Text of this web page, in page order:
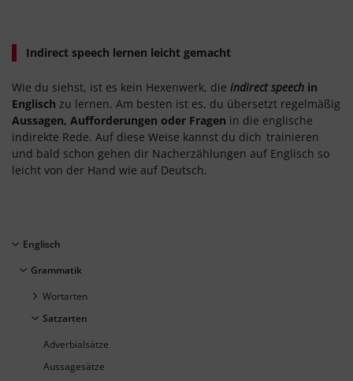
Indirect speech lernen leicht gemacht
Wie du siehst, ist es kein Hexenwerk, die indirect speech in
Englisch zu lernen. Am besten ist es, du übersetzt regelmäßig
Aussagen, Aufforderungen oder Fragen in die englische
indirekte Rede. Auf diese Weise kannst du dich trainieren
und bald schon gehen dir Nacherzählungen auf Englisch so
leicht von der Hand wie auf Deutsch.
Englisch
Grammatik
Wortarten
Satzarten
Adverbialsätze
Aussagesätze